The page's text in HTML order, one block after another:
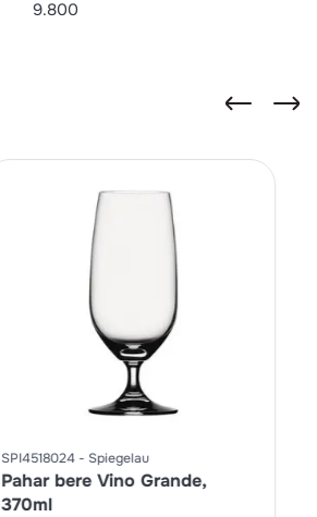
9.800
SPI4518024 Spiegelau
Pahar bere Vino Grande,
370ml